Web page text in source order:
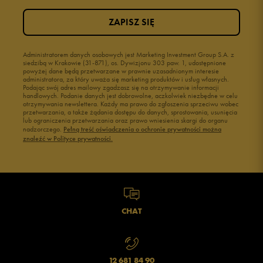
Administratorem danych osobowych jest Marketing Investment Group S.A. z
siedzibą w Krakowie (31-871), os. Dywizjonu 303 paw. 1, udostępnione
powyżej dane będą przetwarzane w prawnie uzasadnionym interesie
administratora, za który uważa się marketing produktów i usług własnych.
Podając swój adres mailowy zgadzasz się na otrzymywanie informacji
handlowych. Podanie danych jest dobrowolne, aczkolwiek niezbędne w celu
otrzymywania newslettera. Każdy ma prawo do zgłoszenia sprzeciwu wobec
przetwarzania, a także żądania dostępu do danych, sprostowania, usunięcia
lub ograniczenia przetwarzania oraz prawo wniesienia skargi do organu
nadzorczego. Pełną treść oświadczenia o ochronie prywatności można
znaleźć w Polityce prywatności.
ZAPISZ SIĘ
CHAT
12 681 84 90